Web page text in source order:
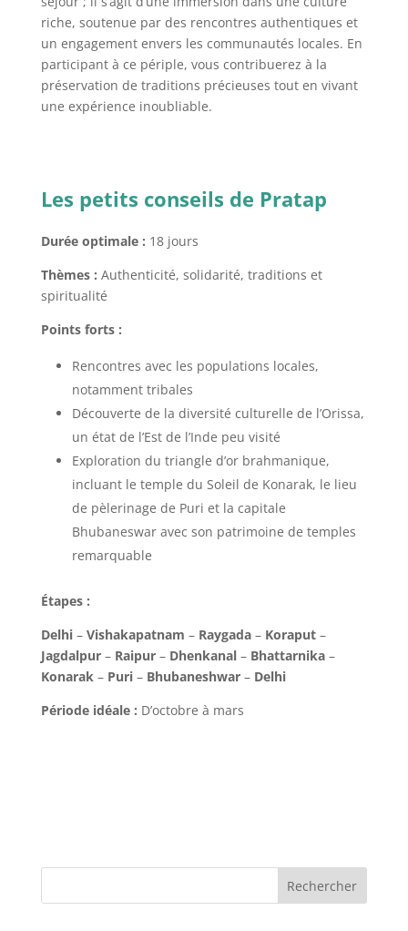
riche, soutenue par des rencontres authentiques et
un engagement envers les communautés locales. En
participant à ce périple, vous contribuerez à la
préservation de traditions précieuses tout en vivant
une expérience inoubliable.
Les petits conseils de Pratap
Durée optimale : 18 jours
Thèmes : Authenticité, solidarité, traditions et
spiritualité
Points forts :
Rencontres avec les populations locales,
notamment tribales
Découverte de la diversité culturelle de l’Orissa,
un état de l’Est de l’Inde peu visité
Exploration du triangle d’or brahmanique,
incluant le temple du Soleil de Konarak, le lieu
de pèlerinage de Puri et la capitale
Bhubaneswar avec son patrimoine de temples
remarquable
Étapes :
Delhi– Vishakapatnam – Raygada– Koraput–
Jagdalpur– Raipur– Dhenkanal– Bhattarnika–
Konarak– Puri– Bhubaneshwar– Delhi
Période idéale : D’octobre à mars
Rechercher